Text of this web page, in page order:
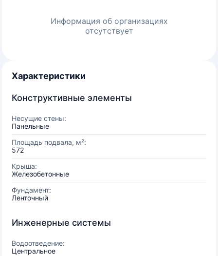
Информация об организациях
отсутствует
Характеристики
Конструктивные элементы
Несущие стены:
Панельные
Площадь подвала, м²:
572
Крыша:
Железобетонные
Фундамент:
Ленточный
Инженерные системы
Водоотведение:
Центральное